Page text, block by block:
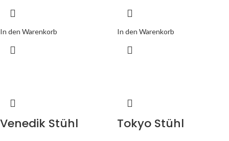
In den Warenkorb In den Warenkorb
Venedik Stühl Tokyo Stühl